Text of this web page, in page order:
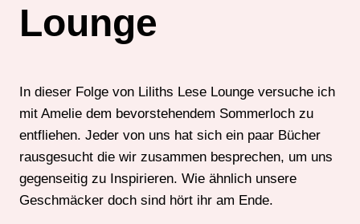
Lounge
In dieser Folge von Liliths Lese Lounge versuche ich
mit Amelie dem bevorstehendem Sommerloch zu
entfliehen. Jeder von uns hat sich ein paar Bücher
rausgesucht die wir zusammen besprechen, um uns
gegenseitig zu Inspirieren. Wie ähnlich unsere
Geschmäcker doch sind hört ihr am Ende.